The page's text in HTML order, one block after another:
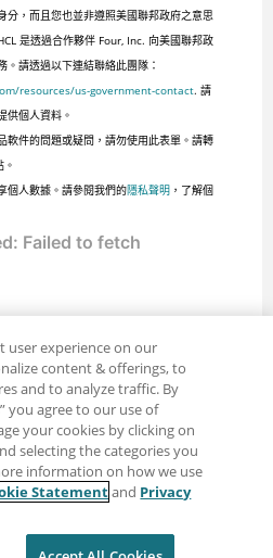
分，而且您也並非遵照美國聯邦政府之意思
是透過合作夥伴 Four, Inc. 向美國聯邦政
。請透過以下連結聯絡此團隊：
resources/us-government-contact. 請
供個人資料。
軟件的問題或疑問，請勿使用此表單。請轉
個人數據。請參閱我們的隱私聲明 ，了解個
使用條款
user experience on our
content & offerings, to
and to analyze traffic. By
you agree to our use of
your cookies by clicking on
selecting the categories you
information on how we use
Statementand Privacy